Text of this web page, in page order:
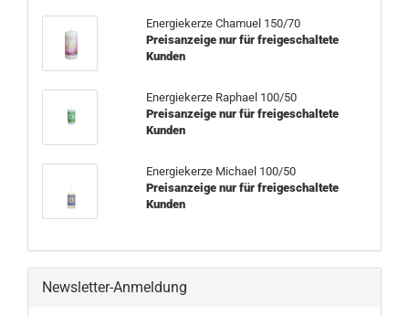
Energiekerze Chamuel 150/70
Preisanzeige nur für freigeschaltete
Kunden
Energiekerze Raphael 100/50
Preisanzeige nur für freigeschaltete
Kunden
Energiekerze Michael 100/50
Preisanzeige nur für freigeschaltete
Kunden
Newsletter-Anmeldung